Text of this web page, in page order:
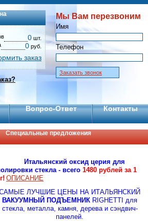
0 шт.
0 руб.
заказ
Мы Вам перезвоним
Имя
Телефон
Заказать звонок
Вопрос-Ответ Контакты
Специальные предложения
Итальянский оксид церия для
стекла - всего 1480 рублей за 1
ОПИСАНИЕ
ЛУЧШИЕ ЦЕНЫ НА ИТАЛЬЯНСКИЙ
ВАКУУМНЫЙ ПОДЪЕМНИК RIGHETTI для
стекла, металла, камня, дерева и сэндвич-
панелей.